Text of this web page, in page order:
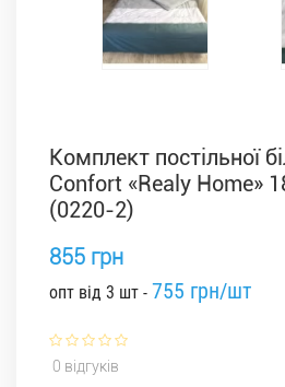
Комплект постільної
Confort «Realy Home»
(0220-2)
855 грн
опт від 3 шт - 755 грн/шт
0 відгуків